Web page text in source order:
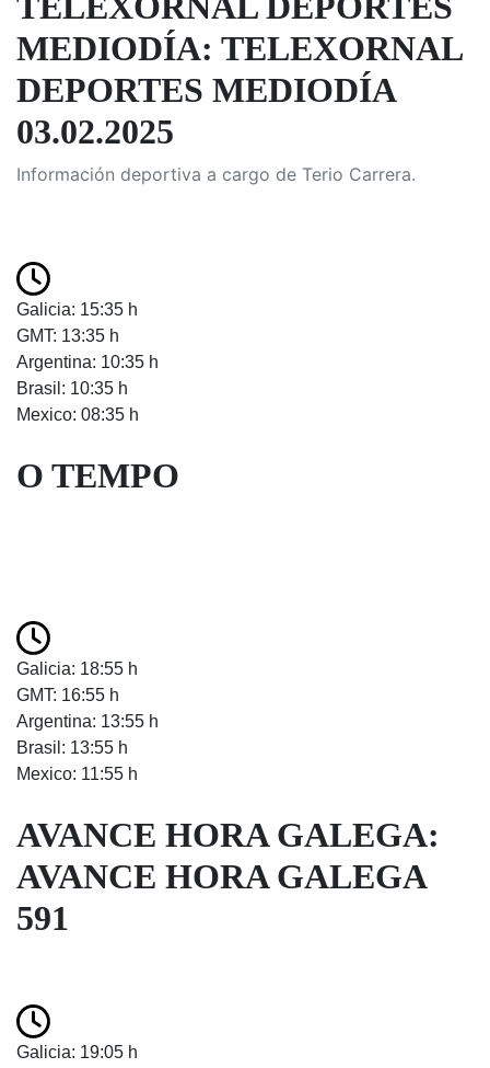
MEDIODÍA: TELEXORNAL
DEPORTES MEDIODÍA
03.02.2025
Información deportiva a cargo de Terio Carrera.
Galicia: 15:35 h
GMT: 13:35 h
Argentina: 10:35 h
Brasil: 10:35 h
Mexico: 08:35 h
O TEMPO
Galicia: 18:55 h
GMT: 16:55 h
Argentina: 13:55 h
Brasil: 13:55 h
Mexico: 11:55 h
AVANCE HORA GALEGA:
AVANCE HORA GALEGA
591
Galicia: 19:05 h